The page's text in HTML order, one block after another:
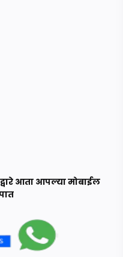
आता आपल्या मोबाईल